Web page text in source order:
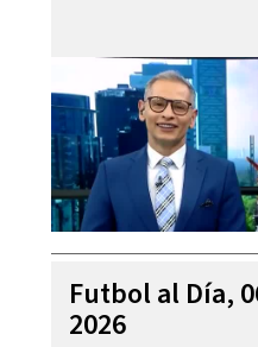
Futbol al Día,
2026